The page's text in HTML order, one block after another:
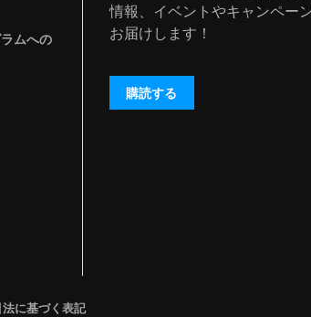
ムへの
情報、イベントやキャンペー
お届けします！
購読する
に基づく表記